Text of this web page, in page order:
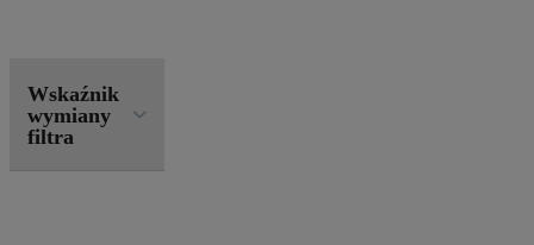
Wskaźnik
wymiany
filtra